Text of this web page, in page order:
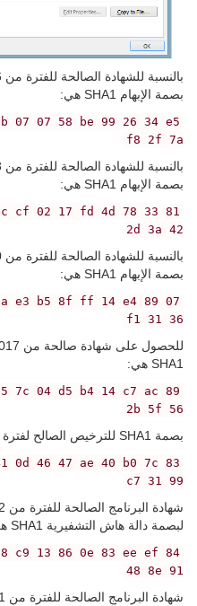
بصمة الإبهام SHA1 هي:
07 07 58 be 99 26 34 e5
f8 2f 7a
بصمة الإبهام SHA1 هي:
cf 02 17 fd 4d 78 33 81
2d 3a 42
بصمة الإبهام SHA1 هي:
aa e3 b5 8f ff 14 e4
f1 31 36
SHA1 هي:
7c 04 d5 b4 14 c7 ac
2b 5f 56
بصمة SHA1 للترخيص الصالح لفترة 2014-05-08 إلى 2017-09-06 هي:
0d 46 47 ae 40 b0 7c 83
c7 31 99
لبصمة دالة هاش التشفيرية SHA1 هي:
c9 13 86 0e 83 ee ef
48 8e 91